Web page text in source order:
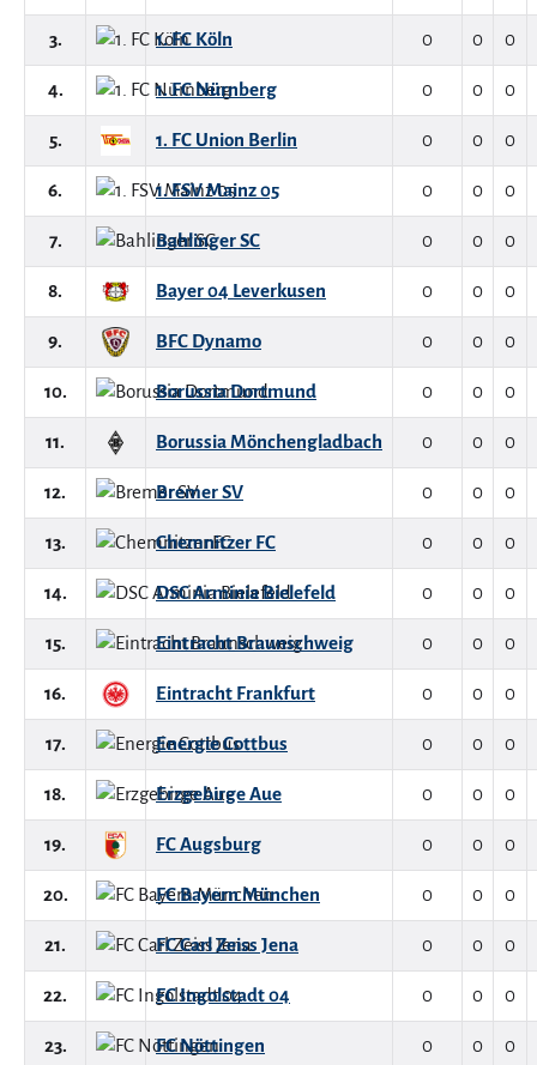
3. 1. FC Köln 0 0 0
4. 1. FC Nürnberg 0 0 0
5. 1. FC Union Berlin 0 0 0
6. 1. FSV Mainz 05 0 0 0
7. Bahlinger SC 0 0 0
8. Bayer 04 Leverkusen 0 0 0
9. BFC Dynamo 0 0 0
10. Borussia Dortmund 0 0 0
11. Borussia Mönchengladbach 0 0 0
12. Bremer SV 0 0 0
13. Chemnitzer FC 0 0 0
14. DSC Arminia Bielefeld 0 0 0
15. Eintracht Braunschweig 0 0 0
16. Eintracht Frankfurt 0 0 0
17. Energie Cottbus 0 0 0
18. Erzgebirge Aue 0 0 0
19. FC Augsburg 0 0 0
20. FC Bayern München 0 0 0
21. FC Carl Zeiss Jena 0 0 0
22. FC Ingolstadt 04 0 0 0
23. FC Nöttingen 0 0 0